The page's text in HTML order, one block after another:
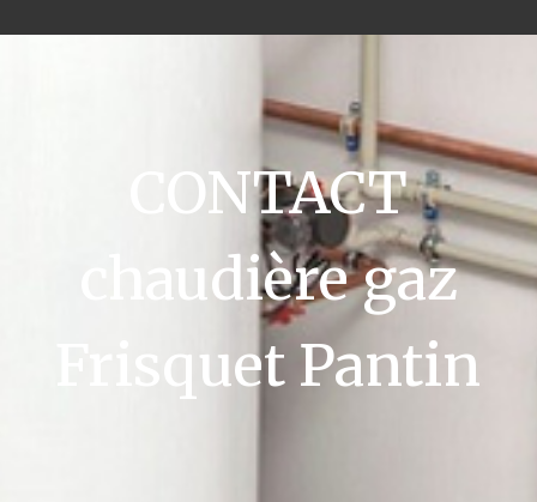
CONTACT
chaudière gaz
Frisquet Pantin